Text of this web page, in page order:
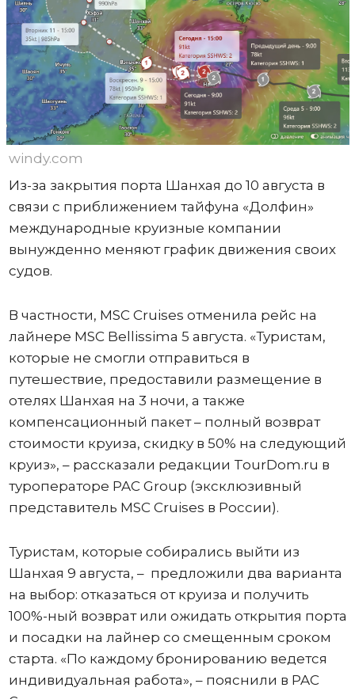
windy.com
Из-за закрытия порта Шанхая до 10 августа в
связи с приближением тайфуна «Долфин»
международные круизные компании
вынужденно меняют график движения своих
судов.
В частности, MSC Cruises отменила рейс на
лайнере MSC Bellissima 5 августа. «Туристам,
которые не смогли отправиться в
путешествие, предоставили размещение в
отелях Шанхая на 3 ночи, а также
компенсационный пакет – полный возврат
стоимости круиза, скидку в 50% на следующий
круиз», – рассказали редакции TourDom.ru в
туроператоре PAC Group (эксклюзивный
представитель MSC Cruises в России).
Туристам, которые собирались выйти из
Шанхая 9 августа, – предложили два варианта
на выбор: отказаться от круиза и получить
100%-ный возврат или ожидать открытия порта
и посадки на лайнер со смещенным сроком
старта. «По каждому бронированию ведется
индивидуальная работа», – пояснили в PAC